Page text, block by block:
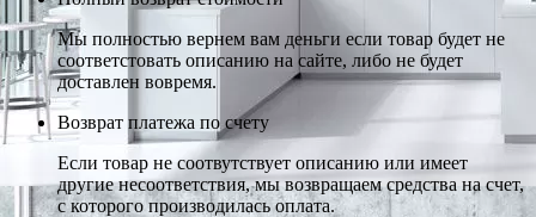
Мы полностью вернем вам деньги если товар будет не
соответстовать описанию на сайте, либо не будет
доставлен вовремя.
Возврат платежа по счету
Если товар не соотвутствует описанию или имеет
другие несоответствия, мы возвращаем средства на счет,
с которого производилась оплата.